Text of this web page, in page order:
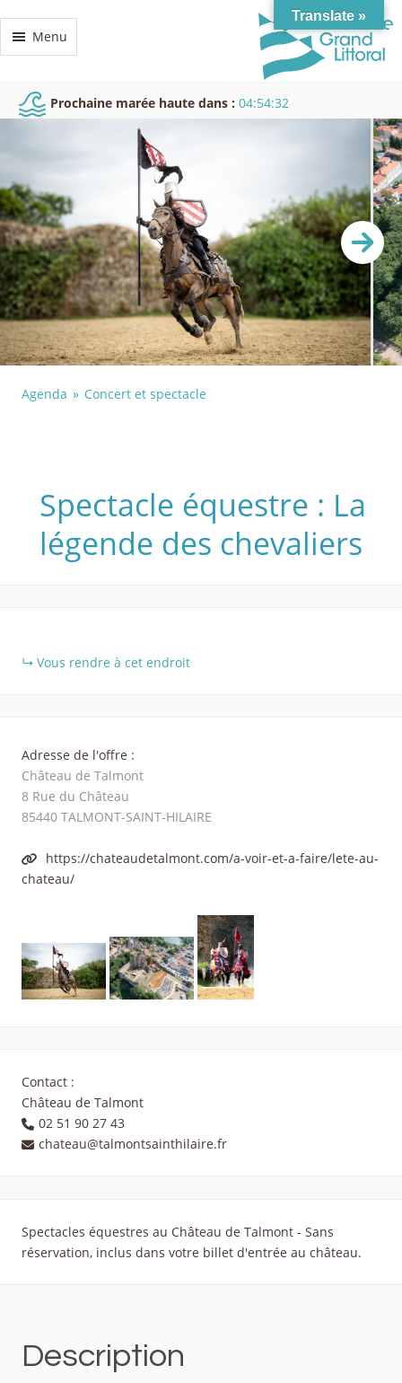
Menu
Prochaine marée haute dans : 04:54:32
Agenda Concert et spectacle
Spectacle équestre : La
légende des chevaliers
Vous rendre à cet endroit
Adresse de l'offre :
Château de Talmont
8 Rue du Château
85440 TALMONT-SAINT-HILAIRE
https://chateaudetalmont.com/a-voir-et-a-faire/lete-au-
chateau/
Contact :
Château de Talmont
02 51 90 27 43
chateau@talmontsainthilaire.fr
Spectacles équestres au Château de Talmont - Sans
réservation, inclus dans votre billet d'entrée au château.
Description
Translate »